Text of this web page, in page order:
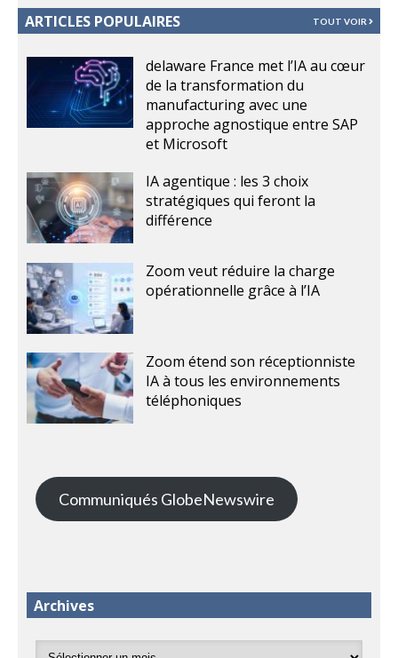
ARTICLES POPULAIRES TOUT VOIR
delaware France met l’IA au cœur
de la transformation du
manufacturing avec une
approche agnostique entre SAP
et Microsoft
IA agentique : les 3 choix
stratégiques qui feront la
différence
Zoom veut réduire la charge
opérationnelle grâce à l’IA
Zoom étend son réceptionniste
IA à tous les environnements
téléphoniques
Communiqués GlobeNewswire
Archives